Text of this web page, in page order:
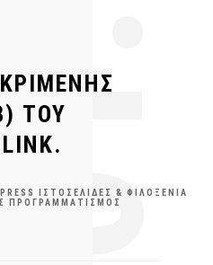
ΤΟΥ
ΙΣΤΟΣΕΛΊΔΕΣ & ΦΙΛΟΞΕΝΊΑ
ΠΡΟΓΡΑΜΜΑΤΙΣΜΌΣ